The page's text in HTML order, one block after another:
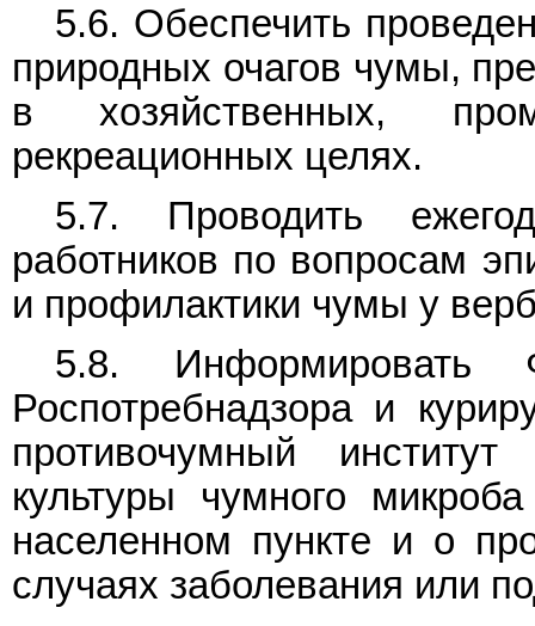
5.6. Обеспечить
природных очагов чумы,
в хозяйственных,
рекреационных целях.
5.7. Проводить
работников по вопросам
и профилактики чумы у
5.8. Информировать
Роспотребнадзора и
противочумный
культуры чумного
населенном пункте и о
случаях заболевания или